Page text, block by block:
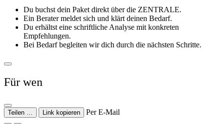
Du buchst dein Paket direkt über die ZENTRALE.
Ein Berater meldet sich und klärt deinen Bedarf.
Du erhältst eine schriftliche Analyse mit konkreten
Empfehlungen.
Bei Bedarf begleiten wir dich durch die nächsten Schritte.
Für wen
Teilen … Link kopieren Per E-Mail